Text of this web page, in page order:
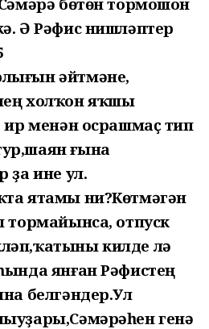
Ә Рәфис нишләптер
әйтмәне,
холҡон яҡшы
ир менән осрашмаҫ тип
ғына
ҙа ине ул.
ятамы ни?Көтмәгән
тормайынса, отпуск
килде лә
янған Рәфистең
белгәндер.Ул
генә